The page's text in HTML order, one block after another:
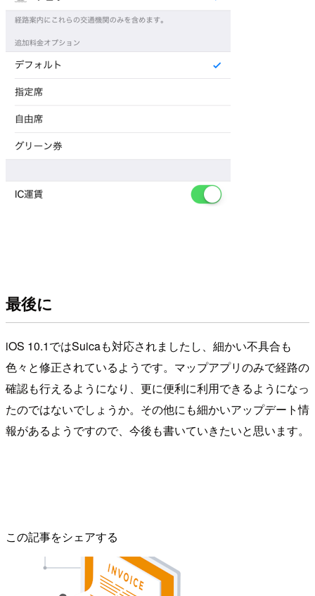
最後に
iOS 10.1ではSuicaも対応されましたし、細かい不具合も
色々と修正されているようです。マップアプリのみで経路の
確認も行えるようになり、更に便利に利用できるようになっ
たのではないでしょうか。その他にも細かいアップデート情
報があるようですので、今後も書いていきたいと思います。
この記事をシェアする